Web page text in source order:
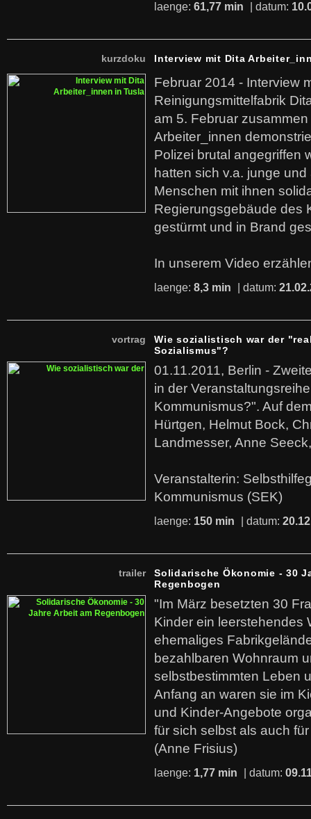
laenge: 61,77 min | datum:
kurzdoku Interview mit Dita
Februar 2014 - Interview
Reinigungsmittelfabrik
am 5. Februar
Arbeiter_innen
Polizei brutal angegriffen
hatten sich v.a. junge
Menschen mit ihnen
Regierungsgebäude des
gestürmt und in Brand
In unserem Video
laenge: 8,3 min | datum:
vortrag
Wie sozialistisch war der
Sozialismus"?
01.11.2011, Berlin -
in der
Kommunismus?". Auf
Hürtgen, Helmut Bock,
Landmesser, Anne
Veranstalterin:
Kommunismus (SEK)
laenge: 150 min | datum:
trailer
Solidarische Ökonomie - 30
Regenbogen
"Im März besetzten 30
Kinder ein leerstehendes
ehemaliges
bezahlbaren Wohnraum
selbstbestimmten Leben
Anfang an waren sie im
und Kinder-Angebote
für sich selbst als auch
(Anne Frisius)
laenge: 1,77 min | datum: